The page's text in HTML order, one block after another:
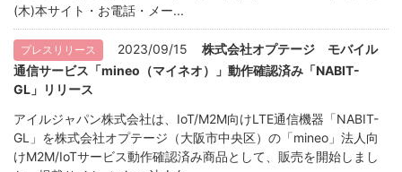
(木)本サイト・お電話・メー...
プレスリリース 2023/09/15
株式会社オプテージ モバイル
通信サービス「mineo（マイネオ）」動作確認済み「NABIT-
GL」リリース
アイルジャパン株式会社は、IoT/M2M向けLTE通信機器「NABIT-
GL」を株式会社オプテージ（大阪市中央区）の「mineo」法人向
けM2M/IoTサービス動作確認済み商品として、販売を開始しまし